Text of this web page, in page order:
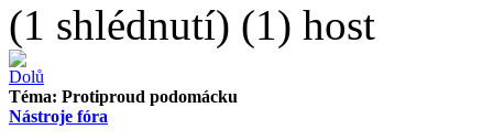
(1 shlédnutí) (1) host
Téma: Protiproud podomácku
Nástroje fóra